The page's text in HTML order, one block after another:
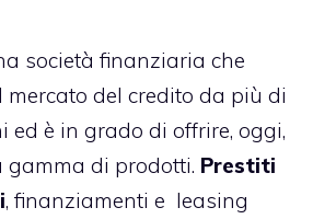
società finanziaria che
mercato del credito da più di
ed è in grado di offrire, oggi,
gamma di prodotti. Prestiti
, finanziamenti e leasing